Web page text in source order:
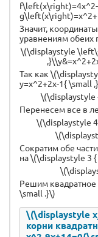
Значит,
уравнениям обеих
\(\displaystyle
Так как
y=x^2+2x-1{ \small
\(\displaystyle
Перенесем все в
\(\displaystyle
Сократим обе
на \(\displaystyle 3
Решим
\small .}\)
\(\displaystyle
корни